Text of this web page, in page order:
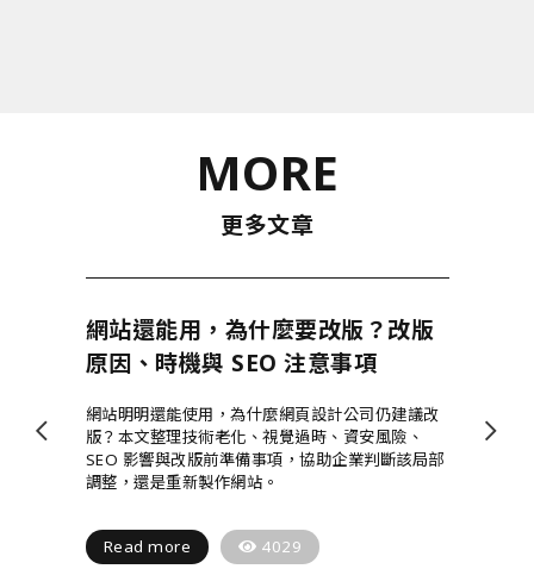
MORE
更多文章
網站還能用，為什麼要改版？改版
原因、時機與 SEO 注意事項
網站明明還能使用，為什麼網頁設計公司仍建議改
版？本文整理技術老化、視覺過時、資安風險、
SEO 影響與改版前準備事項，協助企業判斷該局部
調整，還是重新製作網站。
Read more 4029